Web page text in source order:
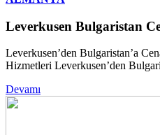
Leverkusen Bulgaristan
Leverkusen’den Bulgaristan’a
Hizmetleri Leverkusen’den
Devamı